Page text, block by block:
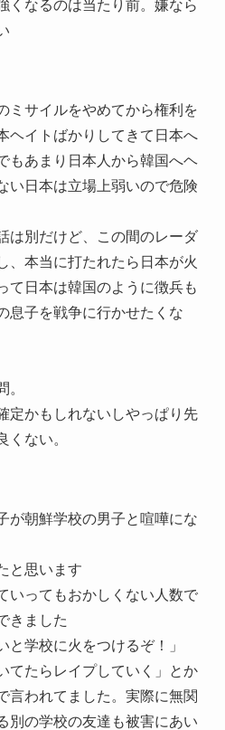
くなるのは当たり前。嫌なら
ミサイルをやめてから権利を
ヘイトばかりしてきて日本へ
もあまり日本人から韓国へヘ
い日本は立場上弱いので危険
は別だけど、この間のレーダ
、本当に打たれたら日本が火
て日本は韓国のように徴兵も
息子を戦争に行かせたくな
。
定かもしれないしやっぱり先
くない。
が朝鮮学校の男子と喧嘩にな
と思います
いってもおかしくない人数で
きました
と学校に火をつけるぞ！」
てたらレイプしていく」とか
言われてました。実際に無関
別の学校の友達も被害にあい